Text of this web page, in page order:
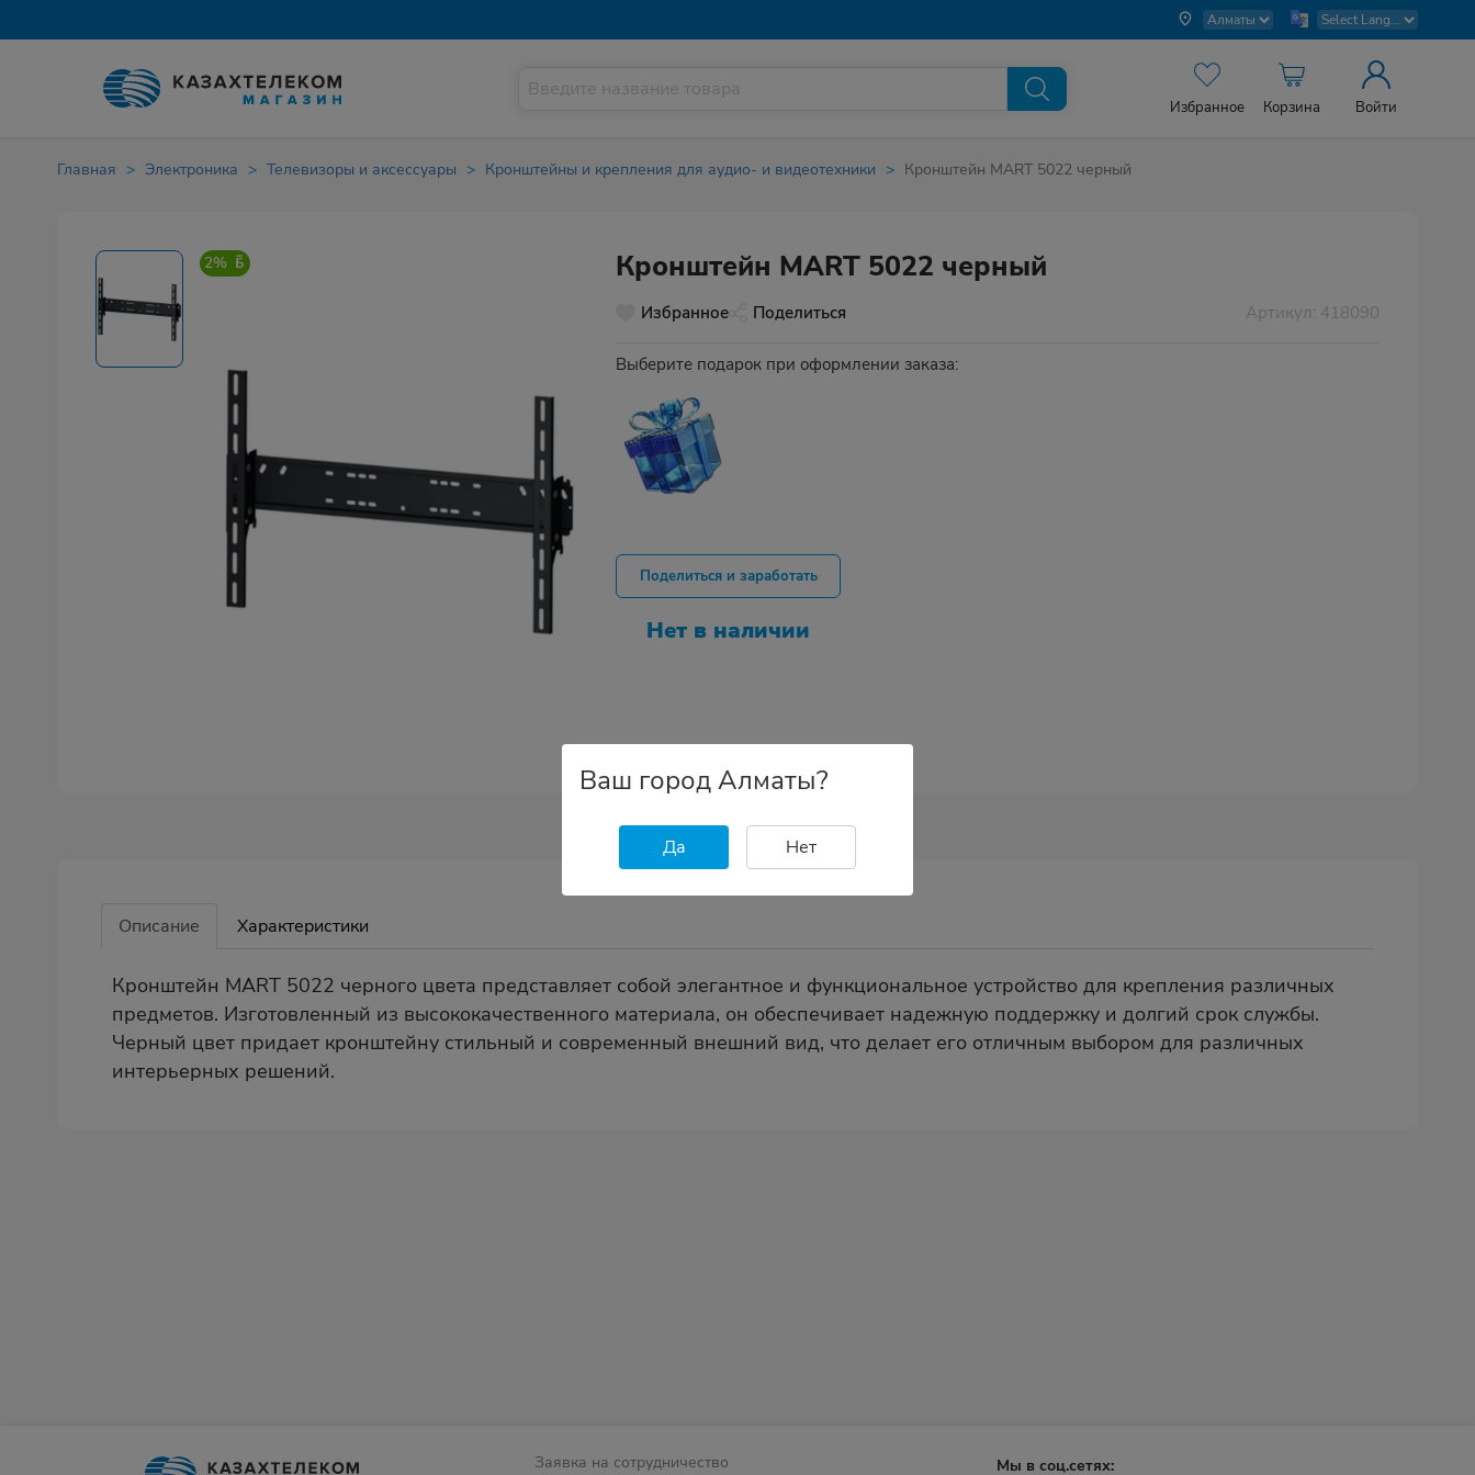
Избранное Корзина Войти
Главная Электроника Телевизоры и аксессуары Кронштейны и крепления для аудио- и видеотехники Кронштейн MART 5022 черный
2% Кронштейн MART 5022 черный
Избранное Поделиться Артикул: 418090
Выберите подарок при оформлении заказа:
Поделиться и заработать
Нет в наличии
Описание Характеристики
Кронштейн MART 5022 черного цвета представляет собой элегантное и функциональное устройство для крепления различных
предметов. Изготовленный из высококачественного материала, он обеспечивает надежную поддержку и долгий срок службы.
Черный цвет придает кронштейну стильный и современный внешний вид, что делает его отличным выбором для различных
интерьерных решений.
Заявка на сотрудничество
Мы в соц.сетях:
Ваш город Алматы?
Да Нет